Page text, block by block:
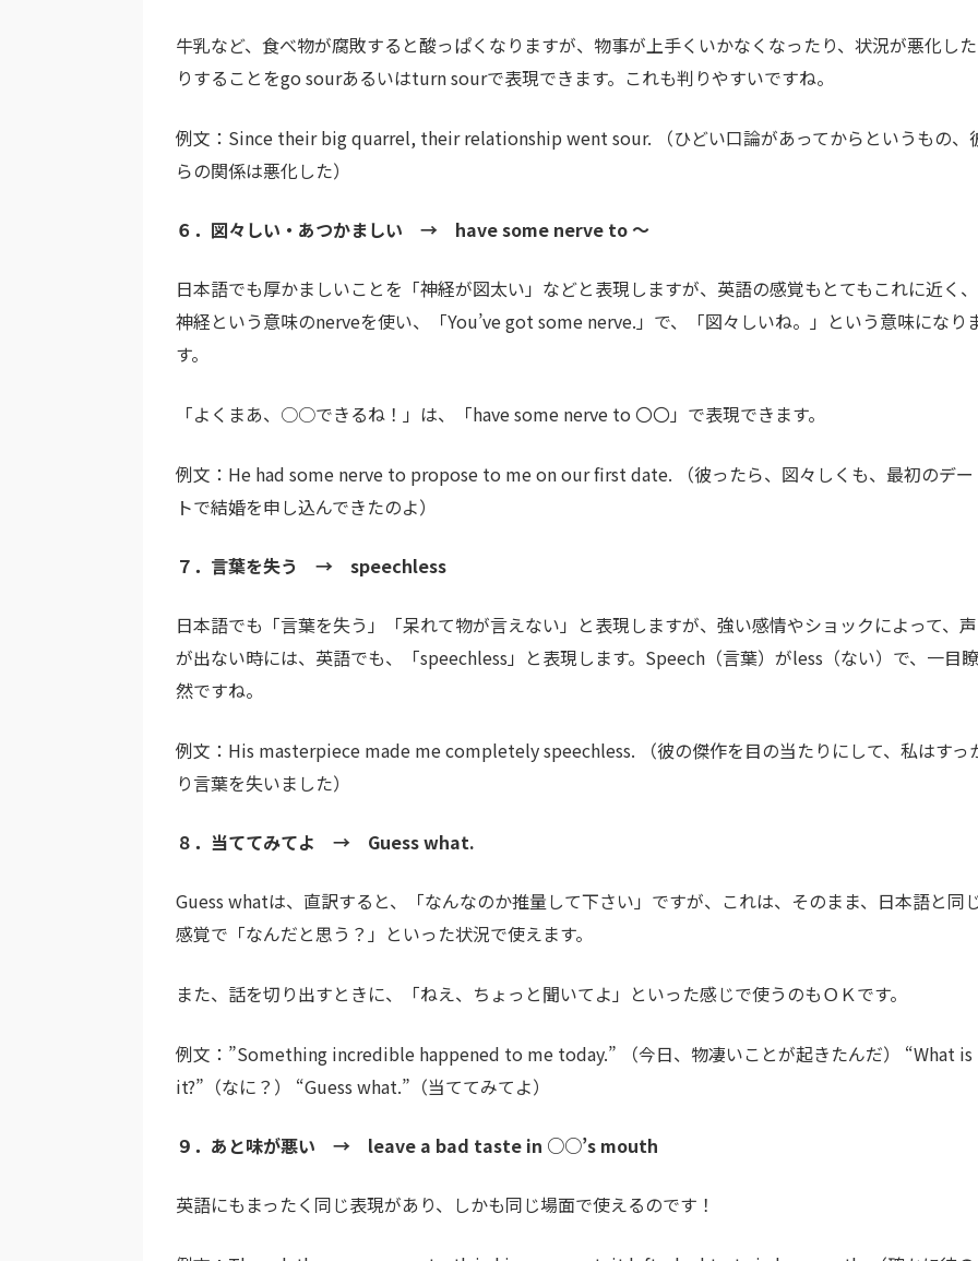
牛乳など、食べ物が腐敗すると酸っぱくなりますが、物事が上手くいかなくなったり、状況が悪化した
りすることをgo sourあるいはturn sourで表現できます。これも判りやすいですね。
例文：Since their big quarrel, their relationship went sour. （ひどい口論があってからというもの、
らの関係は悪化した）
６．図々しい・あつかましい → have some nerve to ～
日本語でも厚かましいことを「神経が図太い」などと表現しますが、英語の感覚もとてもこれに近く、
神経という意味のnerveを使い、「You’ve got some nerve.」で、「図々しいね。」という意味になり
す。
「よくまあ、○○できるね！」は、「have some nerve to 〇〇」で表現できます。
例文：He had some nerve to propose to me on our first date. （彼ったら、図々しくも、最初のデー
トで結婚を申し込んできたのよ）
７．言葉を失う → speechless
日本語でも「言葉を失う」「呆れて物が言えない」と表現しますが、強い感情やショックによって、声
が出ない時には、英語でも、「speechless」と表現します。Speech（言葉）がless（ない）で、一目瞭
然ですね。
例文：His masterpiece made me completely speechless. （彼の傑作を目の当たりにして、私はすっ
り言葉を失いました）
８．当ててみてよ → Guess what.
Guess whatは、直訳すると、「なんなのか推量して下さい」ですが、これは、そのまま、日本語と同
感覚で「なんだと思う？」といった状況で使えます。
また、話を切り出すときに、「ねえ、ちょっと聞いてよ」といった感じで使うのもＯＫです。
例文：”Something incredible happened to me today.” （今日、物凄いことが起きたんだ） “What is
it?”（なに？） “Guess what.”（当ててみてよ）
９．あと味が悪い → leave a bad taste in ○○’s mouth
英語にもまったく同じ表現があり、しかも同じ場面で使えるのです！